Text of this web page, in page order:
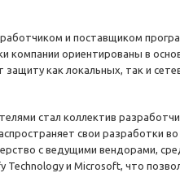
и поставщиком
компании ориентированы в
как локальных, так и
стал коллектив
свои разработки
с ведущими вендорами,
Technology и Microsoft, что